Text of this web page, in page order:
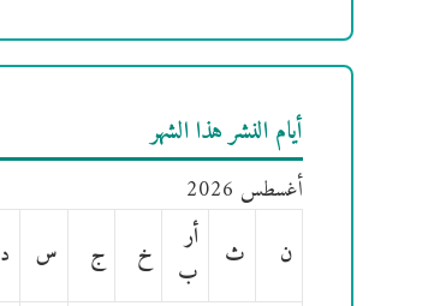
أيام النشر هذا الشهر
أغسطس 2026
ن
ث
أر
ب
خ ج س
د